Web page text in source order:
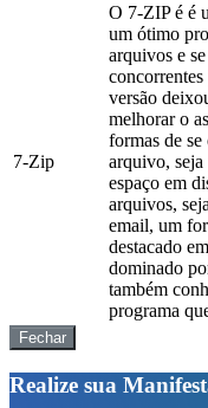
7-Zip
O 7-ZIP é é
um ótimo
arquivos e
versão
melhorar o
formas de
arquivo, seja
espaço em
arquivos,
email, um
destacado
dominado
também
programa
Fechar
Realize sua